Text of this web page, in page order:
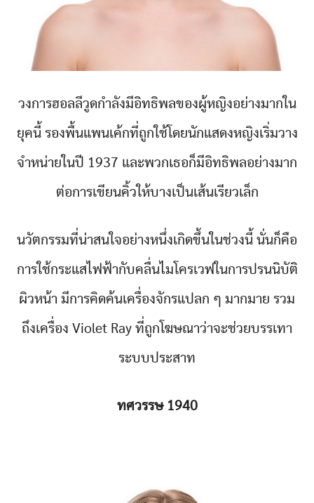
วงการฮอลลีวูดกำลังมีอิทธิพลของผู้หญิงอย่างมากใน
ยุคนี้ รองพื้นแพนเค้กที่ถูกใช้โดยนักแสดงหญิงเริ่มวาง
จำหน่ายในปี 1937 และพวกเธอก็มีอิทธิพลอย่างมาก
ต่อการเขียนคิ้วให้บางเป็นเส้นเรียวเล็ก
นวัตกรรมที่น่าสนใจอย่างหนึ่งเกิดขึ้นในช่วงนี้ นั่นก็คือ
การใช้กระแสไฟฟ้ากับคลื่นไมโครเวฟในการปรนนิบัติ
ผิวหน้า มีการคิดค้นเครื่องจักรแปลก ๆ มากมาย รวม
ถึงเครื่อง Violet Ray ที่ถูกโฆษณาว่าจะช่วยบรรเทา
ระบบประสาท
ทศวรรษ 1940